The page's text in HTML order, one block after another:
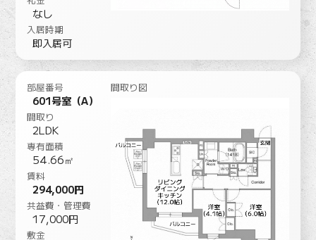
なし
入居時期
即入居可
部屋番号
601号室（A）
間取り
2LDK
専有面積
54.66㎡
賃料
294,000円
共益費・管理費
17,000円
敷金
間取り図